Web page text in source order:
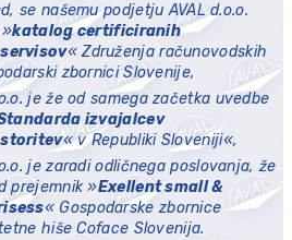
se našemu podjetju AVAL d.o.o.
»katalog certificiranih
« Združenja računovodskih
zbornici Slovenije,
je že od samega začetka uvedbe
izvajalcev
« v Republiki Sloveniji«,
je zaradi odličnega poslovanja, že
prejemnik »Exellent small &
« Gospodarske zbornice
hiše Coface Slovenija.